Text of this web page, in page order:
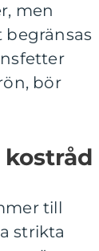
men
bör
till
strikta